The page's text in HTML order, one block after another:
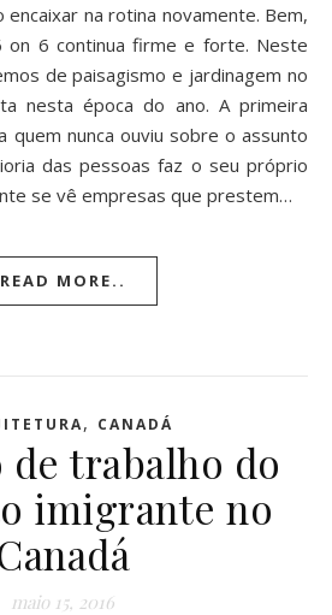
na rotina novamente. Bem,
on 6 continua firme e forte. Neste
de paisagismo e jardinagem no
nesta época do ano. A primeira
quem nunca ouviu sobre o assunto
das pessoas faz o seu próprio
se vê empresas que prestem…
READ MORE..
, CANADÁ
de trabalho do
imigrante no
maio 15, 2016